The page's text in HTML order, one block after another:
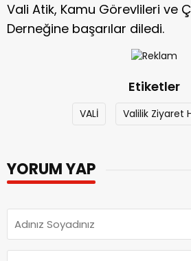
Vali Atik, Kamu Görevlileri ve
Derneğine başarılar diledi.
Etiketler
VALİ Valilik Ziyaret
YORUM YAP